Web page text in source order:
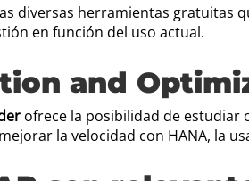
diversas herramientas gratuitas
en función del uso actual.
and
ofrece la posibilidad de estudiar
la velocidad con HANA, la